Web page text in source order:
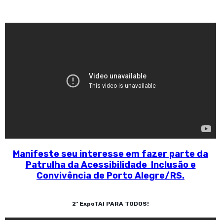
Manifeste seu interesse em fazer parte da
Patrulha da Acessibilidade Inclusão e
Convivência de Porto Alegre/RS.
2ª ExpoTAI PARA TODOS!